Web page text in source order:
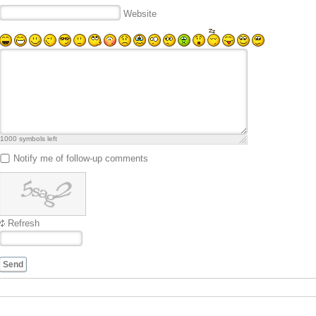
Website
1000 symbols left
Notify me of follow-up comments
Refresh
Send